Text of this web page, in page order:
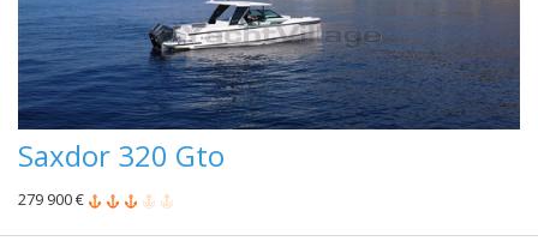
Saxdor 320 Gto
279 900 €